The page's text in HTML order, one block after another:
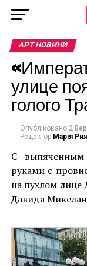
АРТ НОВИНИ
улице
голого
Опубліковано 2
Редактор Марія
C
руками с
на пухлом
Давида